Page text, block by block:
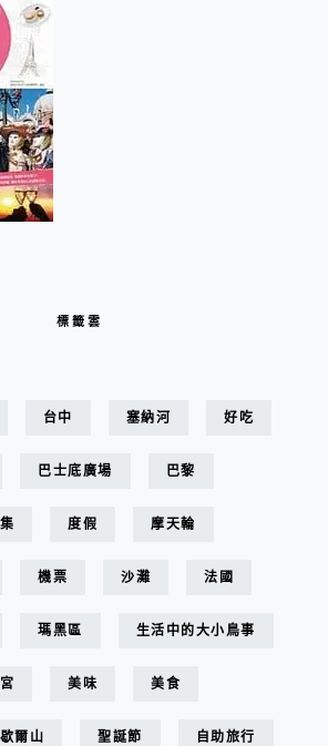
標籤雲
台中 塞納河 好吃
巴士底廣場 巴黎
度假 摩天輪
機票 沙灘 法國
瑪黑區 生活中的大小鳥事
美味 美食
爾山 聖誕節 自助旅行